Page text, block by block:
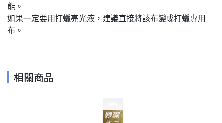
能。
如果一定要用打蠟亮光液，建議直接將該布變成打蠟專用
布。
相關商品